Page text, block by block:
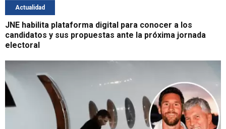
Actualidad
JNE habilita plataforma digital para conocer a los
candidatos y sus propuestas ante la próxima jornada
electoral